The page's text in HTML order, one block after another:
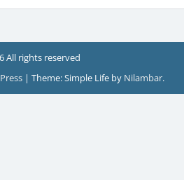
All rights reserved
| Theme: Simple Life by Nilambar.